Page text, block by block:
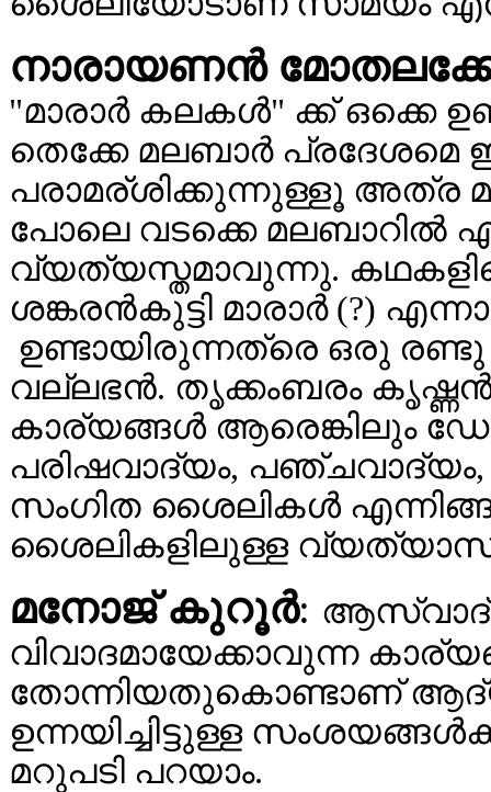
നാരായണന്‍
"മാരാര്‍ കലകള്‍" ക്ക് ഒക്കെ
തെക്കേ മലബാര്‍
പരാമര്ശിക്കുന്നുള്ളൂ അത്ര
പോലെ വടക്കെ മലബാറില്‍
വ്യത്യസ്തമാവുന്നു.
ശങ്കരന്‍കുട്ടി മാരാര്‍ (?)
ഉണ്ടായിരുന്നത്രെ ഒരു
വല്ലഭന്‍. തൃക്കംബരം
കാര്യങ്ങള്‍ ആരെങ്കിലും
പരിഷവാദ്യം,
സംഗിത ശൈലികള്‍
ശൈലികളിലുള്ള
മനോജ്‌ കുറൂര്‍:
വിവാദമായേക്കാവുന്ന
തോന്നിയതുകൊണ്ടാണ്
ഉന്നയിച്ചിട്ടുള്ള
മറുപടി പറയാം.